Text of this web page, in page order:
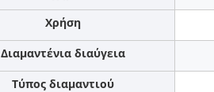
Χρήση
Διαμαντένια διαύγεια
Τύπος διαμαντιού